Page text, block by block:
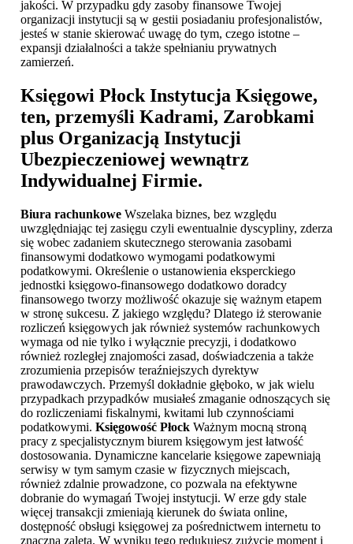
jakości. W przypadku gdy zasoby finansowe Twojej
organizacji instytucji są w gestii posiadaniu profesjonalistów,
jesteś w stanie skierować uwagę do tym, czego istotne –
expansji działalności a także spełnianiu prywatnych
zamierzeń.
Księgowi Płock Instytucja Księgowe,
ten, przemyśli Kadrami, Zarobkami
plus Organizacją Instytucji
Ubezpieczeniowej wewnątrz
Indywidualnej Firmie.
Biura rachunkowe Wszelaka biznes, bez względu
uwzględniając tej zasięgu czyli ewentualnie dyscypliny, zderza
się wobec zadaniem skutecznego sterowania zasobami
finansowymi dodatkowo wymogami podatkowymi
podatkowymi. Określenie o ustanowienia eksperckiego
jednostki księgowo-finansowego dodatkowo doradcy
finansowego tworzy możliwość okazuje się ważnym etapem
w stronę sukcesu. Z jakiego względu? Dlatego iż sterowanie
rozliczeń księgowych jak również systemów rachunkowych
wymaga od nie tylko i wyłącznie precyzji, i dodatkowo
również rozległej znajomości zasad, doświadczenia a także
zrozumienia przepisów teraźniejszych dyrektyw
prawodawczych. Przemyśl dokładnie głęboko, w jak wielu
przypadkach przypadków musiałeś zmaganie odnoszących się
do rozliczeniami fiskalnymi, kwitami lub czynnościami
podatkowymi. Księgowość Płock Ważnym mocną stroną
pracy z specjalistycznym biurem księgowym jest łatwość
dostosowania. Dynamiczne kancelarie księgowe zapewniają
serwisy w tym samym czasie w fizycznych miejscach,
również zdalnie prowadzone, co pozwala na efektywne
dobranie do wymagań Twojej instytucji. W erze gdy stale
więcej transakcji zmieniają kierunek do świata online,
dostępność obsługi księgowej za pośrednictwem internetu to
znaczna zaleta. W wyniku tego redukujesz zużycie moment i